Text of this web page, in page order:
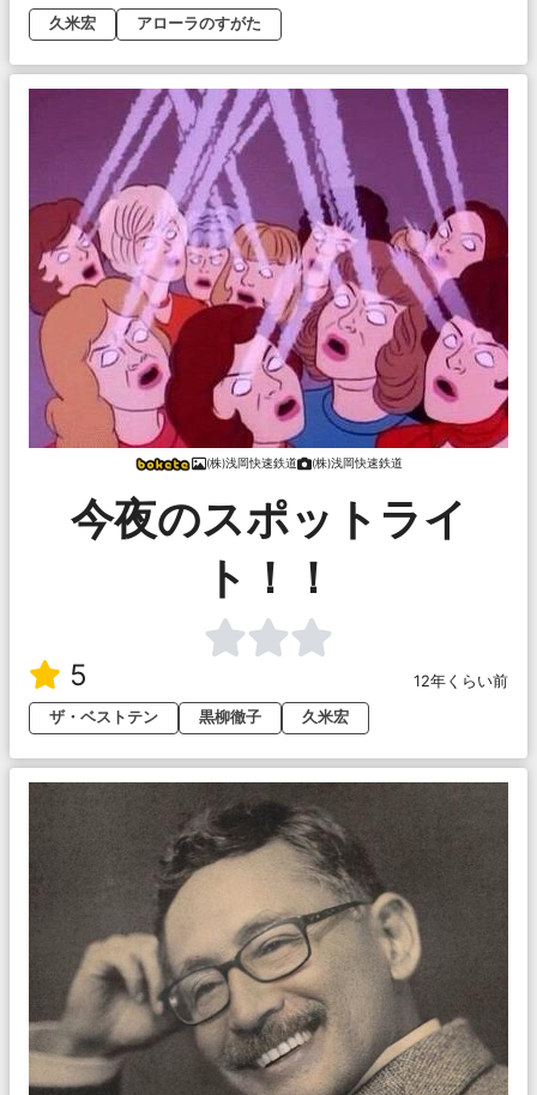
久米宏
アローラのすがた
(株)浅岡快速鉄道 (株)浅岡快速鉄道
今夜のスポットライ
ト！！
5
12年くらい前
ザ・ベストテン
黒柳徹子 久米宏